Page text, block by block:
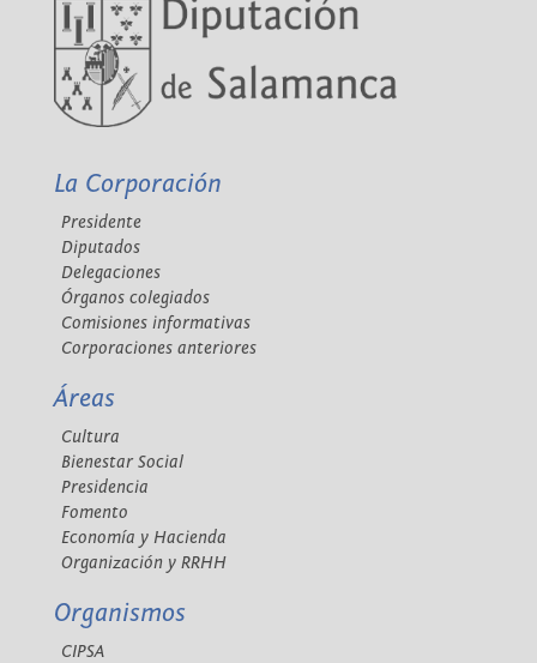
La Corporación
Presidente
Diputados
Delegaciones
Órganos colegiados
Comisiones informativas
Corporaciones anteriores
Áreas
Cultura
Bienestar Social
Presidencia
Fomento
Economía y Hacienda
Organización y RRHH
Organismos
CIPSA